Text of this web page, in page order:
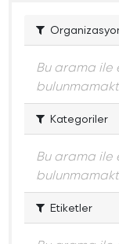
Bu arama ile
Kategoriler
Bu arama ile
Etiketler